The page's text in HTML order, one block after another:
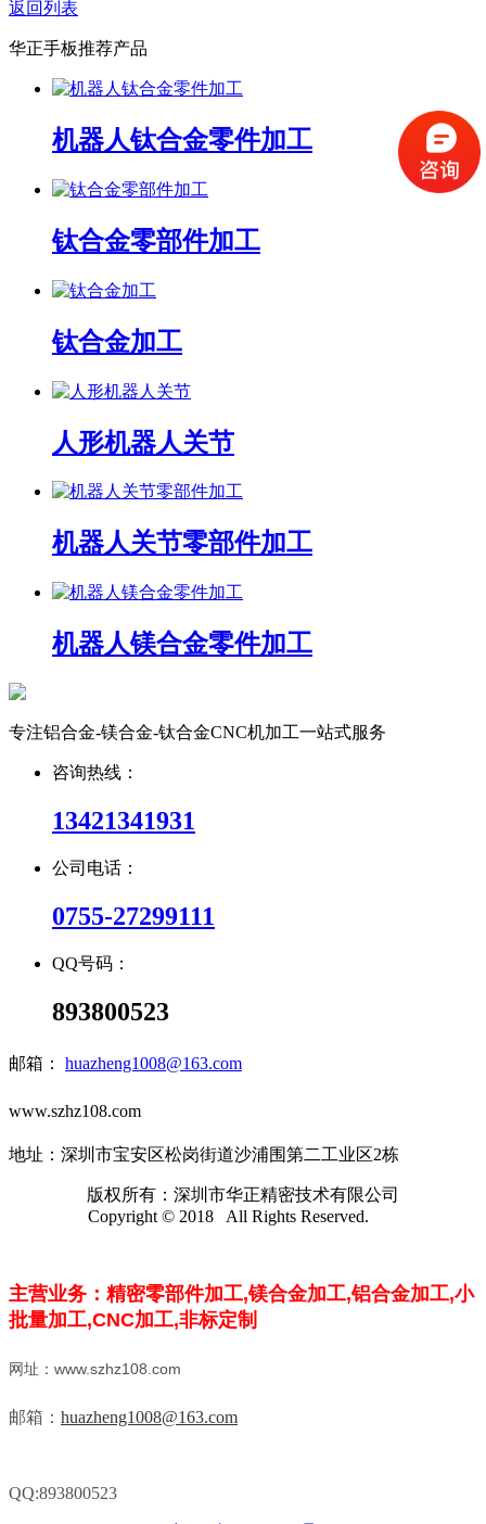
返回列表
华正手板推荐产品
机器人钛合金零件加工
钛合金零部件加工
钛合金加工
人形机器人关节
机器人关节零部件加工
机器人镁合金零件加工
专注铝合金-镁合金-钛合金CNC机加工一站式服务
咨询热线：
13421341931
公司电话：
0755-27299111
QQ号码：
893800523
邮箱： huazheng1008@163.com
www.szhz108.com
地址：深圳市宝安区松岗街道沙浦围第二工业区2栋
版权所有：深圳市华正精密技术有限公司
Copyright © 2018 All Rights Reserved.
主营业务：精密零部件加工,镁合金加工,铝合金加工,小
批量加工,CNC加工,非标定制
网址：www.szhz108.com
邮箱： huazheng1008@163.com
QQ:893800523